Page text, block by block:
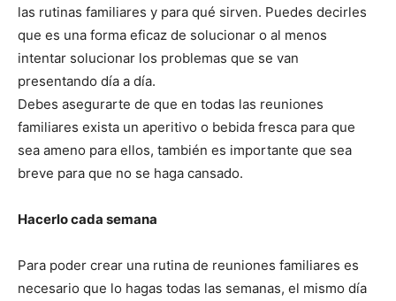
las rutinas familiares y para qué sirven. Puedes decirles
que es una forma eficaz de solucionar o al menos
intentar solucionar los problemas que se van
presentando día a día.
Debes asegurarte de que en todas las reuniones
familiares exista un aperitivo o bebida fresca para que
sea ameno para ellos, también es importante que sea
breve para que no se haga cansado.
Hacerlo cada semana
Para poder crear una rutina de reuniones familiares es
necesario que lo hagas todas las semanas, el mismo día